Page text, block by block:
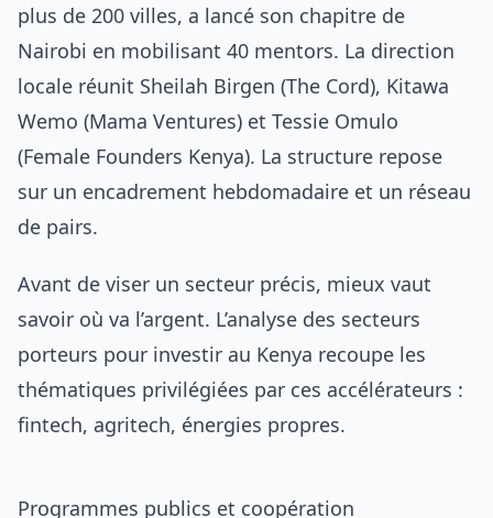
plus de 200 villes, a lancé son chapitre de
Nairobi en mobilisant 40 mentors. La direction
locale réunit Sheilah Birgen (The Cord), Kitawa
Wemo (Mama Ventures) et Tessie Omulo
(Female Founders Kenya). La structure repose
sur un encadrement hebdomadaire et un réseau
de pairs.
Avant de viser un secteur précis, mieux vaut
savoir où va l’argent. L’analyse des secteurs
porteurs pour investir au Kenya recoupe les
thématiques privilégiées par ces accélérateurs :
fintech, agritech, énergies propres.
Programmes publics et coopération